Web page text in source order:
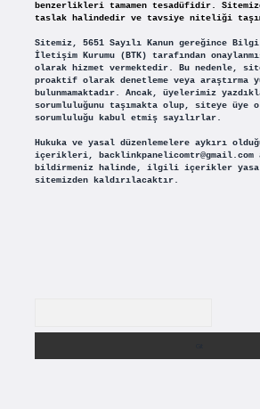
benzerlikleri tamamen tesadüfidir.
taslak halindedir ve tavsiye niteliği
Sitemiz, 5651 Sayılı Kanun gereğince
İletişim Kurumu (BTK) tarafından
olarak hizmet vermektedir. Bu nedenle,
proaktif olarak denetleme veya araştırma
bulunmamaktadır. Ancak, üyelerimiz
sorumluluğunu taşımakta olup, siteye üye
sorumluluğu kabul etmiş sayılırlar.
Hukuka ve yasal düzenlemelere aykırı
içerikleri, backlinkpanelicomtr@gmail.com
bildirmeniz halinde, ilgili içerikler
sitemizden kaldırılacaktır.